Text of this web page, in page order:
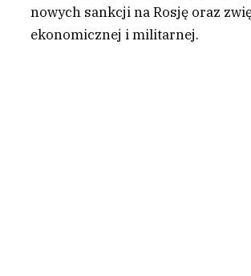
nowych sankcji na Rosję oraz
ekonomicznej i militarnej.